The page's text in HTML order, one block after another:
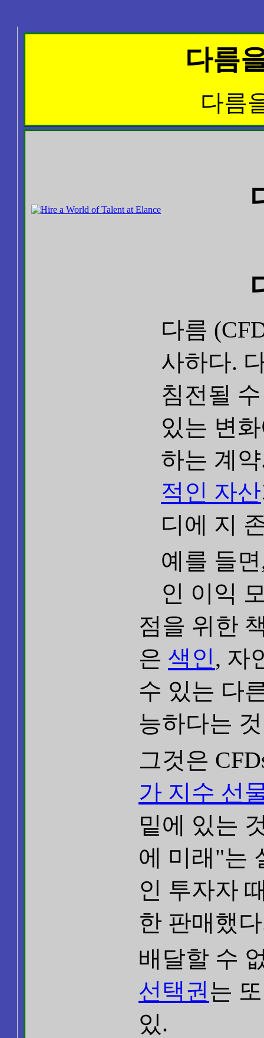
다름
다름
다름
사하다.
침전될
있는 변
하는 계
적인 자산
디에 지
예를 들
인 이익
점을 위한
은 색인, 자
수 있는 다
능하다는
그것은
가 지수 선
밑에 있는
에 미래"는
인 투자자
한 판매했
배달할 수
선택권 는
있.